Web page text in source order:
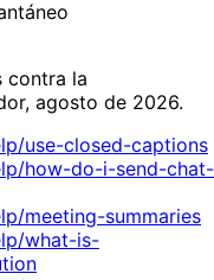
contra la
agosto de 2026.
use-closed-captions
how-do-i-send-chat-
meeting-summaries
what-is-